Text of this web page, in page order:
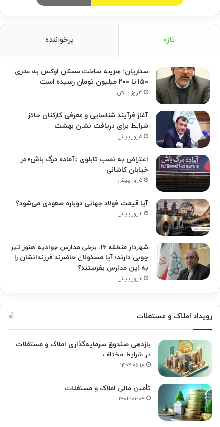
تازه پرخواننده
ستاریان: هزینه ساخت مسکن لوکس به متری
۱۵۰ تا ۲۰۰ میلیون تومان رسیده است
۳ روز پیش
آغاز فرآیند شناسایی و معرفی کارکنان حائز
شرایط برای دریافت نشان بهشت
۵ روز پیش
اعتراض به نصب تابلوی «آماده مرگ باش» در
خیابان کاشانی
۵ روز پیش
آیا قیمت فولاد جهانی دوباره صعودی می‌شود؟
۶ روز پیش
شهردار منطقه ۱۶: برخی مدارس جوادیه هنوز تیر
چوبی دارند؛ آیا مسئولان حاضرند فرزندانشان را
به این مدارس بفرستند؟
۶ روز پیش
رویداد املاک و مستغلات
بازدهی صندوق سرمایه‌گذاری املاک و مستغلات
در شرایط مختلف
۱۴۰۲-۰۶-۱۸
تأمین مالی املاک و مستغلات
۱۴۰۲-۰۶-۰۴